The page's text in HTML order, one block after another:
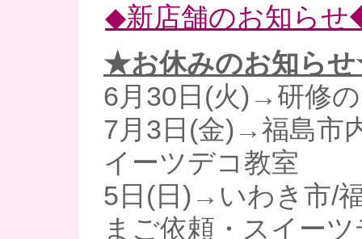
◆新店舗のお知ら
★お休みのお知ら
6月30日(火)→研修
7月3日(金)→福島市
イーツデコ教室
5日(日)→いわき市/
まご依頼・スイー